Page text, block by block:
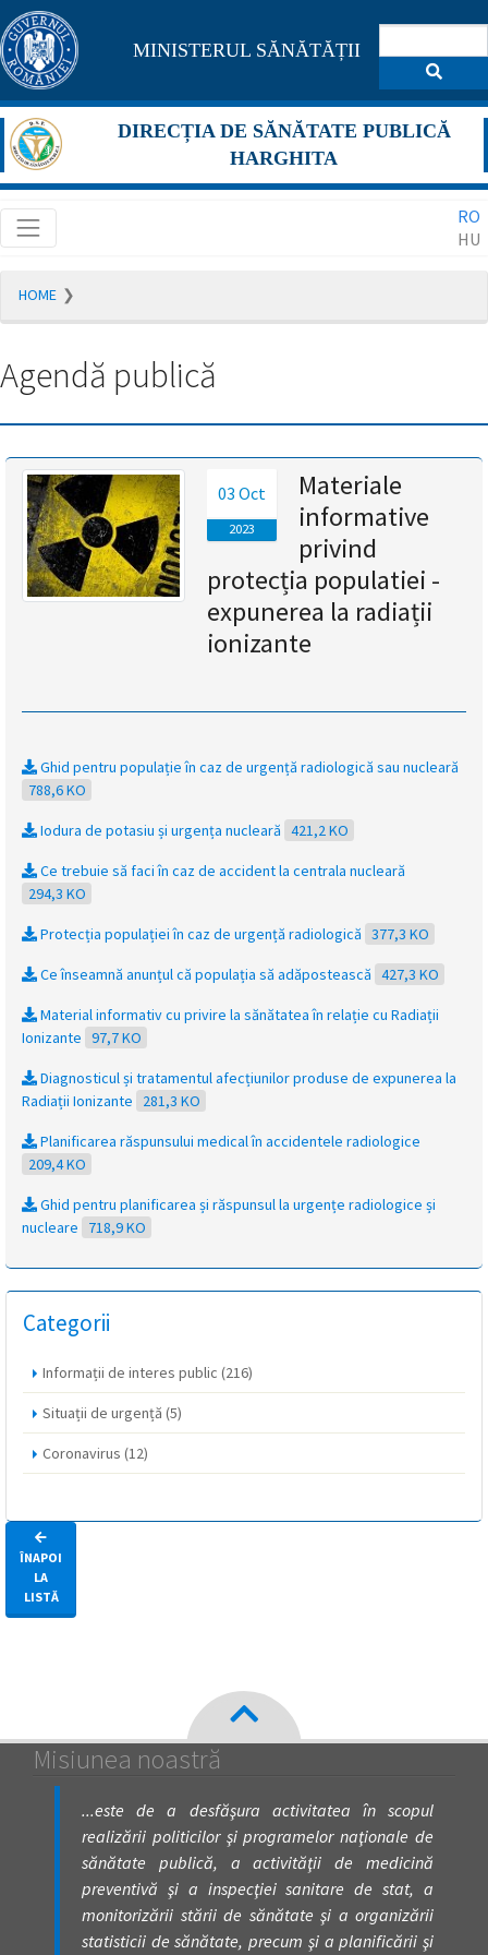
Pagina
maghiară
se
află
în
construcție
Redirecționare
română
în
secunde.
magyar
nyelvű
alatt
van
Átiranyítás
nyelvű
oldalra
másodpercen
belül.
MINISTERUL SĂNĂTĂȚII
DIRECȚIA DE SĂNĂTATE PUBLICĂ
HARGHITA
RO
HU
HOME
Agendă publică
03 Oct
2023
Materiale
informative
privind
protecția populatiei -
expunerea la radiații
ionizante
Ghid pentru populație în caz de urgență radiologică sau nucleară
788,6 KO
Iodura de potasiu și urgența nucleară 421,2 KO
Ce trebuie să faci în caz de accident la centrala nucleară
294,3 KO
Protecția populației în caz de urgență radiologică 377,3 KO
Ce înseamnă anunțul că populația să adăpostească 427,3 KO
Material informativ cu privire la sănătatea în relație cu Radiații
Ionizante 97,7 KO
Diagnosticul și tratamentul afecțiunilor produse de expunerea la
Radiații Ionizante
281,3 KO
Planificarea răspunsului medical în accidentele radiologice
209,4 KO
Ghid pentru planificarea și răspunsul la urgențe radiologice și
nucleare
718,9 KO
Categorii
Informații de interes public (216)
Situații de urgență (5)
Coronavirus (12)
ÎNAPOI
LA
LISTĂ
Misiunea noastră
...este de a desfăşura activitatea în scopul
realizării politicilor şi programelor naţionale de
sănătate publică, a activităţii de medicină
preventivă şi a inspecţiei sanitare de stat, a
monitorizării stării de sănătate şi a organizării
statisticii de sănătate, precum şi a planificării şi